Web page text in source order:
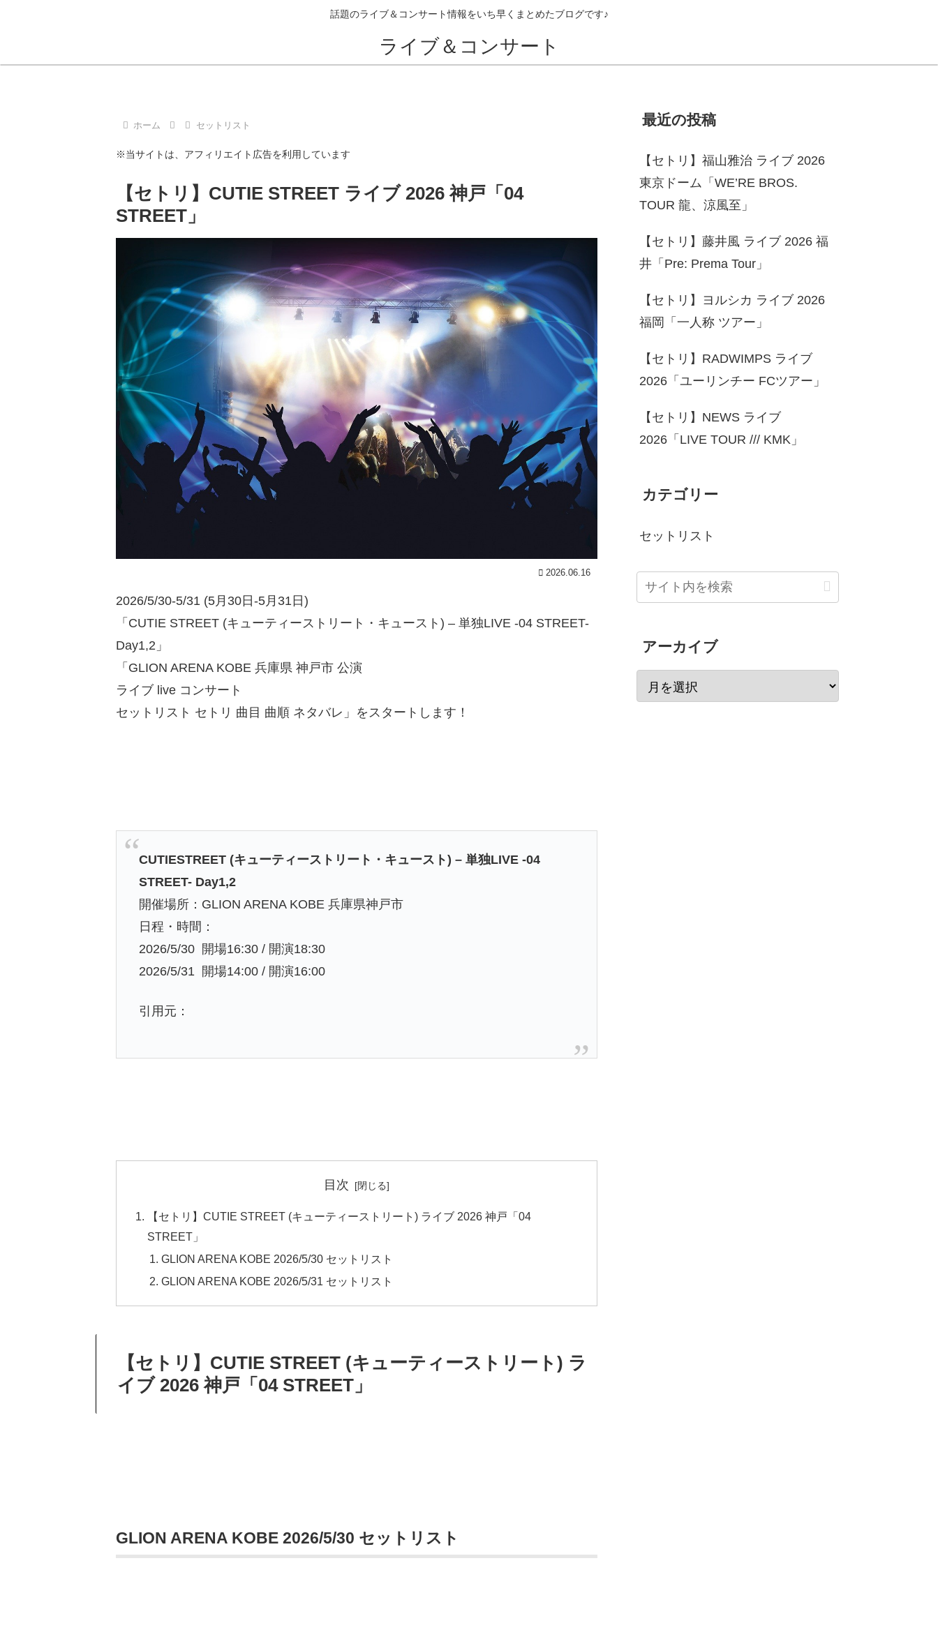
話題のライブ＆コンサート情報をいち早くまとめたブログです♪
ライブ＆コンサート
ホーム セットリスト
※当サイトは、アフィリエイト広告を利用しています
【セトリ】CUTIE STREET ライブ 2026 神戸「04
STREET」
2026.06.16
2026/5/30-5/31 (5月30日-5月31日)
「CUTIE STREET (キューティーストリート・キュースト) – 単独LIVE -04 STREET-
Day1,2」
「GLION ARENA KOBE 兵庫県 神戸市 公演
ライブ live コンサート
セットリスト セトリ 曲目 曲順 ネタバレ」をスタートします！
CUTIESTREET (キューティーストリート・キュースト) – 単独LIVE -04
STREET- Day1,2
開催場所：GLION ARENA KOBE 兵庫県神戸市
日程・時間：
2026/5/30 開場16:30 / 開演18:30
2026/5/31 開場14:00 / 開演16:00
引用元：
目次
【セトリ】CUTIE STREET (キューティーストリート) ライブ 2026 神戸「04
STREET」
GLION ARENA KOBE 2026/5/30 セットリスト
GLION ARENA KOBE 2026/5/31 セットリスト
【セトリ】CUTIE STREET (キューティーストリート) ラ
イブ 2026 神戸「04 STREET」
GLION ARENA KOBE 2026/5/30 セットリスト
最近の投稿
【セトリ】福山雅治 ライブ 2026
東京ドーム「WE’RE BROS.
TOUR 龍、涼風至」
【セトリ】藤井風 ライブ 2026 福
井「Pre: Prema Tour」
【セトリ】ヨルシカ ライブ 2026
福岡「一人称 ツアー」
【セトリ】RADWIMPS ライブ
2026「ユーリンチー FCツアー」
【セトリ】NEWS ライブ
2026「LIVE TOUR /// KMK」
カテゴリー
セットリスト
アーカイブ